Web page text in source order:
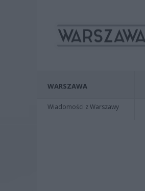
WARSZAWA
Wiadomości z Warszawy